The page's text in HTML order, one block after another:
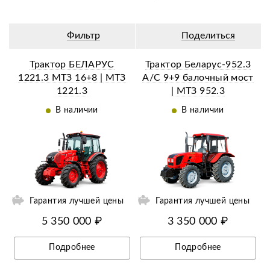
Фильтр Поделиться
Трактор БЕЛАРУС
1221.3 МТЗ 16+8 | МТЗ
1221.3
В наличии
Гарантия лучшей цены
5 350 000 ₽
Подробнее
Трактор Беларус-952.3
А/C 9+9 балочный мост
| МТЗ 952.3
В наличии
Гарантия лучшей цены
3 350 000 ₽
Подробнее